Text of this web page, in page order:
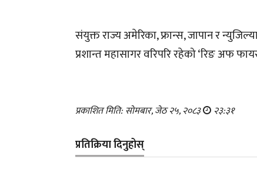
संयुक्त राज्य अमेरिका, फ्रान्स, जापान र
प्रशान्त महासागर वरिपरि रहेको ‘रिङ अफ
प्रकाशित मिति: सोमबार, जेठ २५, २०८३ २३:३१
प्रतिक्रिया दिनुहोस्